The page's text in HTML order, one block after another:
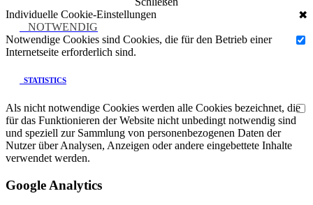
Individuelle Cookie-Einstellungen
✖
NOTWENDIG
Notwendige Cookies sind Cookies, die für den Betrieb einer
Internetseite erforderlich sind.
STATISTICS
Als nicht notwendige Cookies werden alle Cookies bezeichnet, die
für das Funktionieren der Website nicht unbedingt notwendig sind
und speziell zur Sammlung von personenbezogenen Daten der
Nutzer über Analysen, Anzeigen oder andere eingebettete Inhalte
verwendet werden.
Google Analytics